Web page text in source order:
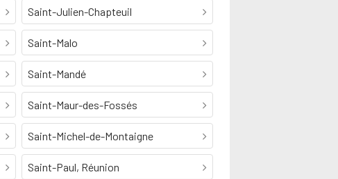
Saint-Julien-Chapteuil
Saint-Malo
Saint-Mandé
Saint-Maur-des-Fossés
Saint-Michel-de-Montaigne
Saint-Paul, Réunion